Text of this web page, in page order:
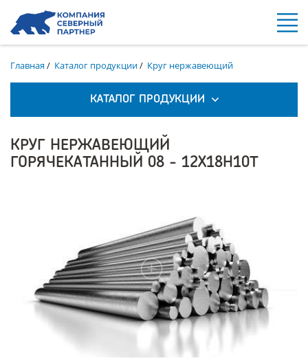
Главная/ Каталог продукции/ Круг нержавеющий
КАТАЛОГ ПРОДУКЦИИ
КРУГ НЕРЖАВЕЮЩИЙ
ГОРЯЧЕКАТАННЫЙ 08 - 12Х18Н10Т